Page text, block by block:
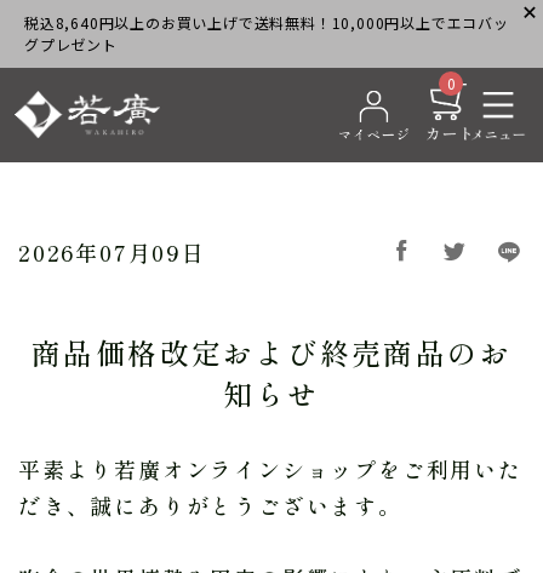
税込8,640円以上のお買い上げで送料無料！10,000円以上でエコバッ
グプレゼント
0
2026年07月09日
商品価格改定および終売商品のお
知らせ
平素より若廣オンラインショップをご利用いた
だき、誠にありがとうございます。